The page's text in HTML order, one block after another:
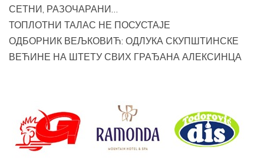
СЕТНИ, РАЗОЧАРАНИ…
ТОПЛОТНИ ТАЛАС НЕ ПОСУСТАЈЕ
ОДБОРНИК ВЕЉКОВИЋ: ОДЛУКА СКУПШТИНСКЕ
ВЕЋИНЕ НА ШТЕТУ СВИХ ГРАЂАНА АЛЕКСИНЦА